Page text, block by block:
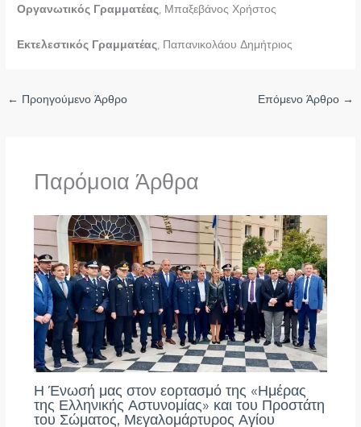
Οργανωτικός Γραμματέας , Μπαξεβάνος Χρήστος
Εκτελεστικός Γραμματέας , Παπανικολάου Δημήτριος
← Προηγούμενο Άρθρο Επόμενο Άρθρο →
Παρόμοια Άρθρα
Η Ένωσή μας στον εορτασμό της «Ημέρας
της Ελληνικής Αστυνομίας» και του Προστάτη
του Σώματος, Μεγαλομάρτυρος Αγίου